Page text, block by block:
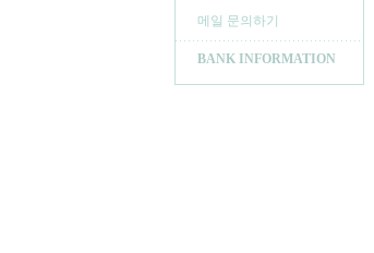
메일 문의하기
BANK INFORMATION